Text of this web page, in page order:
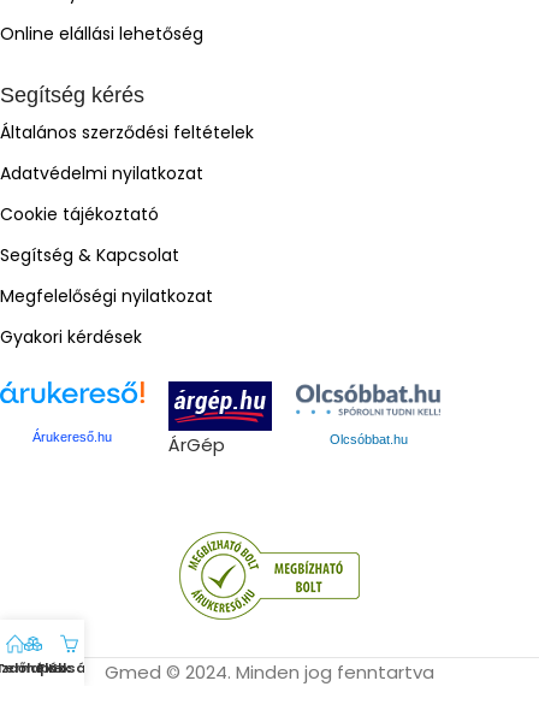
Online elállási lehetőség
Segítség kérés
Általános szerződési feltételek
Adatvédelmi nyilatkozat
Cookie tájékoztató
Segítség & Kapcsolat
Megfelelőségi nyilatkozat
Gyakori kérdések
Árukereső.hu ÁrGép Olcsóbbat.hu
Gmed © 2024. Minden jog fenntartva
Fiók
Kosár